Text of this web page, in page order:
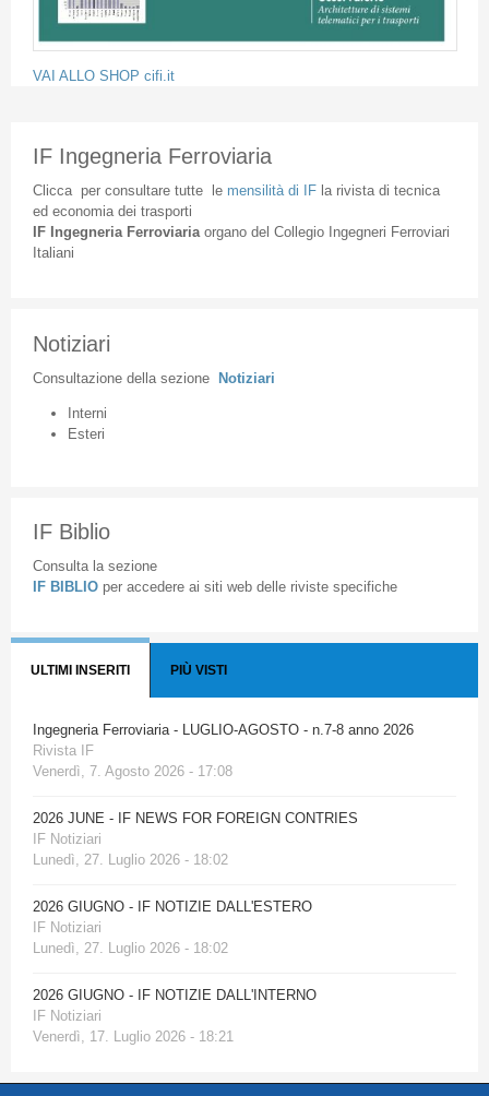
VAI ALLO SHOP cifi.it
IF Ingegneria Ferroviaria
Cliccaper consultare tuttele mensilità di IFla rivista di tecnica
ed economia dei trasporti
IF Ingegneria Ferroviaria organodel Collegio Ingegneri Ferroviari
Italiani
Notiziari
Consultazione della sezione Notiziari
Interni
Esteri
IF Biblio
Consulta la sezione
IF BIBLIO per accedere ai siti web delle riviste specifiche
ULTIMI INSERITI PIÙ VISTI
Ingegneria Ferroviaria - LUGLIO-AGOSTO - n.7-8 anno 2026
Rivista IF
Venerdì, 7. Agosto 2026 - 17:08
2026 JUNE - IF NEWS FOR FOREIGN CONTRIES
IF Notiziari
Lunedì, 27. Luglio 2026 - 18:02
2026 GIUGNO - IF NOTIZIE DALL'ESTERO
IF Notiziari
Lunedì, 27. Luglio 2026 - 18:02
2026 GIUGNO - IF NOTIZIE DALL'INTERNO
IF Notiziari
Venerdì, 17. Luglio 2026 - 18:21